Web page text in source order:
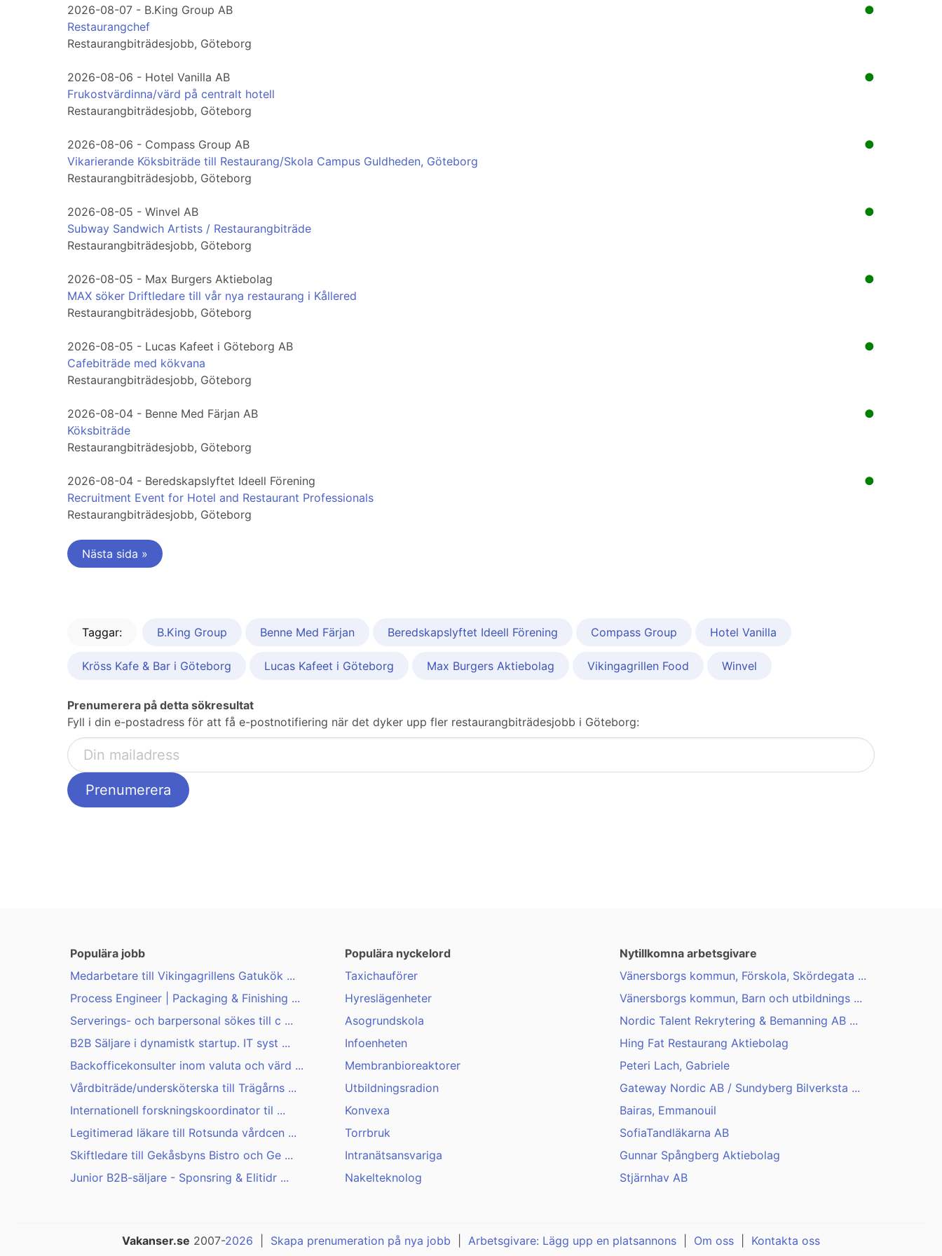
●
2026-08-07 - B.King Group AB
Restaurangchef
Restaurangbiträdesjobb, Göteborg
●
2026-08-06 - Hotel Vanilla AB
Frukostvärdinna/värd på centralt hotell
Restaurangbiträdesjobb, Göteborg
●
2026-08-06 - Compass Group AB
Vikarierande Köksbiträde till Restaurang/Skola Campus Guldheden, Göteborg
Restaurangbiträdesjobb, Göteborg
●
2026-08-05 - Winvel AB
Subway Sandwich Artists / Restaurangbiträde
Restaurangbiträdesjobb, Göteborg
●
2026-08-05 - Max Burgers Aktiebolag
MAX söker Driftledare till vår nya restaurang i Kållered
Restaurangbiträdesjobb, Göteborg
●
2026-08-05 - Lucas Kafeet i Göteborg AB
Cafebiträde med kökvana
Restaurangbiträdesjobb, Göteborg
●
2026-08-04 - Benne Med Färjan AB
Köksbiträde
Restaurangbiträdesjobb, Göteborg
●
2026-08-04 - Beredskapslyftet Ideell Förening
Recruitment Event for Hotel and Restaurant Professionals
Restaurangbiträdesjobb, Göteborg
Nästa sida »
Taggar: B.King Group Benne Med Färjan Beredskapslyftet Ideell Förening Compass Group Hotel Vanilla
Kröss Kafe & Bar i Göteborg Lucas Kafeet i Göteborg Max Burgers Aktiebolag Vikingagrillen Food Winvel
Prenumerera på detta sökresultat
Fyll i din e-postadress för att få e-postnotifiering när det dyker upp fler restaurangbiträdesjobb i Göteborg:
Populära jobb
Medarbetare till Vikingagrillens Gatukök ...
Process Engineer | Packaging & Finishing ...
Serverings- och barpersonal sökes till c ...
B2B Säljare i dynamistk startup. IT syst ...
Backofficekonsulter inom valuta och värd ...
Vårdbiträde/undersköterska till Trägårns ...
Internationell forskningskoordinator til ...
Legitimerad läkare till Rotsunda vårdcen ...
Skiftledare till Gekåsbyns Bistro och Ge ...
Junior B2B-säljare - Sponsring & Elitidr ...
Populära nyckelord
Taxichauförer
Hyreslägenheter
Asogrundskola
Infoenheten
Membranbioreaktorer
Utbildningsradion
Konvexa
Torrbruk
Intranätsansvariga
Nakelteknolog
Nytillkomna arbetsgivare
Vänersborgs kommun, Förskola, Skördegata ...
Vänersborgs kommun, Barn och utbildnings ...
Nordic Talent Rekrytering & Bemanning AB ...
Hing Fat Restaurang Aktiebolag
Peteri Lach, Gabriele
Gateway Nordic AB / Sundyberg Bilverksta ...
Bairas, Emmanouil
SofiaTandläkarna AB
Gunnar Spångberg Aktiebolag
Stjärnhav AB
Vakanser.se 2007-2026 Skapa prenumeration på nya jobb Arbetsgivare: Lägg upp en platsannons Om oss Kontakta oss